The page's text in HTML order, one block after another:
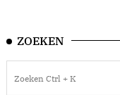
ZOEKEN